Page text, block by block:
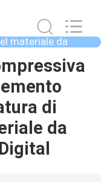
materiale da
di
da